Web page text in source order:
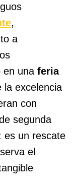
,
a
en una feria
la excelencia
con
segunda
es un rescate
el